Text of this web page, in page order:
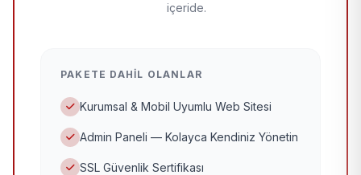
içeride.
PAKETE DAHIL OLANLAR
Kurumsal & Mobil Uyumlu Web Sitesi
Admin Paneli — Kolayca Kendiniz Yönetin
SSL Güvenlik Sertifikası